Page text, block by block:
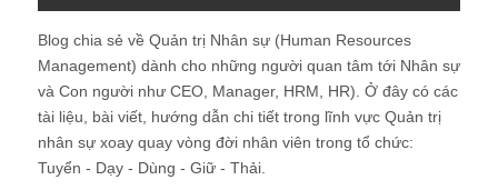
Blog chia sẻ về Quản trị Nhân sự (Human Resources
Management) dành cho những người quan tâm tới Nhân sự
và Con người như CEO, Manager, HRM, HR). Ở đây có các
tài liệu, bài viết, hướng dẫn chi tiết trong lĩnh vực Quản trị
nhân sự xoay quay vòng đời nhân viên trong tổ chức:
Tuyển - Dạy - Dùng - Giữ - Thải.